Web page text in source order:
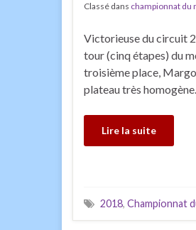
Classé dans championnat du
Victorieuse du circuit
tour (cinq étapes) du
troisième place,
plateau très
Lire la suite
2018, Championnat